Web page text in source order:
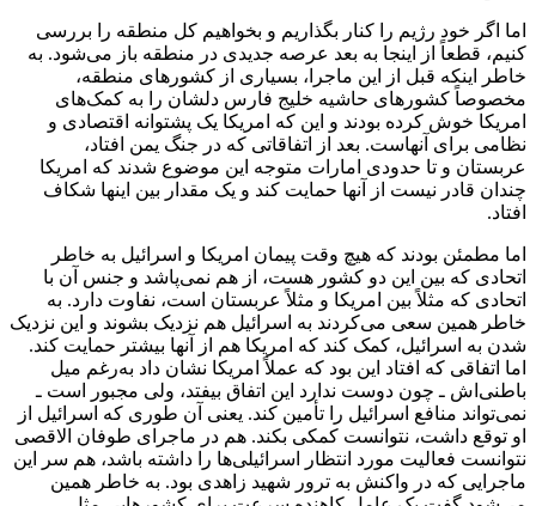
اما اگر خود رژیم را کنار بگذاریم و بخواهیم کل منطقه را بررسی
کنیم، قطعاً از اینجا به بعد عرصه جدیدی در منطقه باز می‌شود. به
خاطر اینکه قبل از این ماجرا، بسیاری از کشورهای منطقه،
مخصوصاً کشورهای حاشیه خلیج فارس دلشان را به کمک‌های
امریکا خوش کرده بودند و این که امریکا یک پشتوانه اقتصادی و
نظامی برای آنهاست. بعد از اتفاقاتی که در جنگ یمن افتاد،
عربستان و تا حدودی امارات متوجه این موضوع شدند که امریکا
چندان قادر نیست از آنها حمایت کند و یک مقدار بین اینها شکاف
افتاد.
اما مطمئن بودند که هیچ وقت پیمان امریکا و اسرائیل به خاطر
اتحادی که بین این دو کشور هست، از هم نمی‌پاشد و جنس آن با
اتحادی که مثلاً بین امریکا و مثلاً عربستان است، نفاوت دارد. به
خاطر همین سعی می‌کردند به اسرائیل هم نزدیک بشوند و این نزدیک
شدن به اسرائیل، کمک کند که امریکا هم از آنها بیشتر حمایت کند.
اما اتفاقی که افتاد این بود که عملاً امریکا نشان داد به‌رغم میل
باطنی‌اش ـ چون دوست ندارد این اتفاق بیفتد، ولی مجبور است ـ
نمی‌تواند منافع اسرائیل را تأمین کند. یعنی آن طوری که اسرائیل از
او توقع داشت، نتوانست کمکی بکند. هم در ماجرای طوفان الاقصی
نتوانست فعالیت مورد انتظار اسرائیلی‌ها را داشته باشد، هم سر این
ماجرایی که در واکنش به ترور شهید زاهدی بود. به خاطر همین